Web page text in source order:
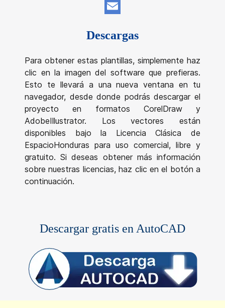
WhatsApp
Descargas
Para obtener estas plantillas, simplemente haz
clic en la imagen del software que prefieras.
Esto te llevará a una nueva ventana en tu
navegador, desde donde podrás descargar el
proyecto en formatos CorelDraw y
AdobeIllustrator. Los vectores están
disponibles bajo la Licencia Clásica de
EspacioHonduras para uso comercial, libre y
gratuito. Si deseas obtener más información
sobre nuestras licencias, haz clic en el botón a
continuación.
Descargar gratis en AutoCAD